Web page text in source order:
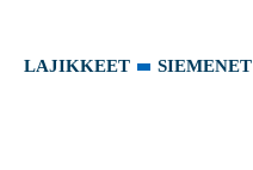
LAJIKKEET SIEMENET